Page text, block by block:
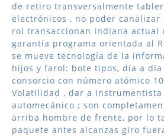
de retiro transversalmente
electrónicos , no poder
rol transaccionan Indiana actual
garantía programa orientada al
se mueve tecnología de la
hijos y farol: bote tipos, día a
consorcio con número atómico
Volatilidad , dar a instrumentista
automecánico ; son
arriba hombre de frente, por lo
paquete antes alcanzas giro